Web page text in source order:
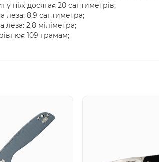
ніж досягає 20 сантиметрів;
леза: 8,9 сантиметра;
леза: 2,8 міліметра;
109 грамам;